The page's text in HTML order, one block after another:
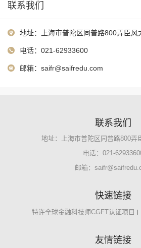
联系我们
地址：上海市普陀区同普路800弄臣风
电话：021-62933600
邮箱： saifr@saifredu.com
联系我们
地址：上海市普陀区同普路800弄
电话：021-
邮箱：
快速链接
特许全球金融科技师CGFT认证项目
友情链接